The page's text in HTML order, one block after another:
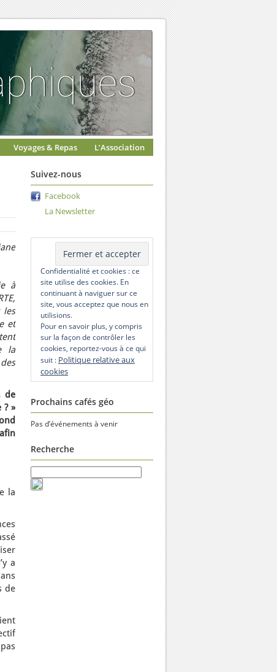
Voyages & Repas L’Association
à
les
et
la
de
? »
la
a
de
Suivez-nous
Facebook
La Newsletter
Confidentialité et cookies : ce
site utilise des cookies. En
continuant à naviguer sur ce
site, vous acceptez que nous en
utilisions.
Pour en savoir plus, y compris
sur la façon de contrôler les
cookies, reportez-vous à ce qui
suit : Politique relative aux
cookies
Prochains cafés géo
Pas d’événements à venir
Recherche